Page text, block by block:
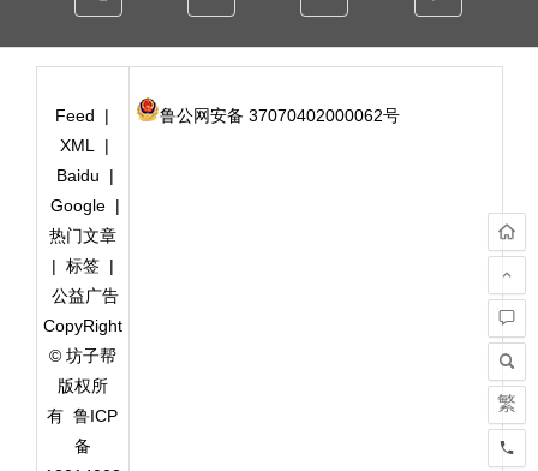
Feed |
XML
|
Baidu |
Google|
热门文章
| 标签|
公益广告
CopyRight
© 坊子帮
版权所
有 鲁ICP
备
鲁公网安备 37070402000062号
繁